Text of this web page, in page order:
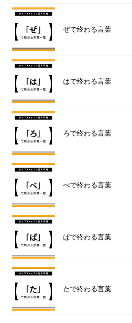
ぜで終わる言葉
はで終わる言葉
ろで終わる言葉
べで終わる言葉
ぱで終わる言葉
たで終わる言葉